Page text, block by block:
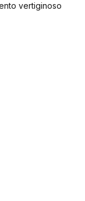
vertiginoso